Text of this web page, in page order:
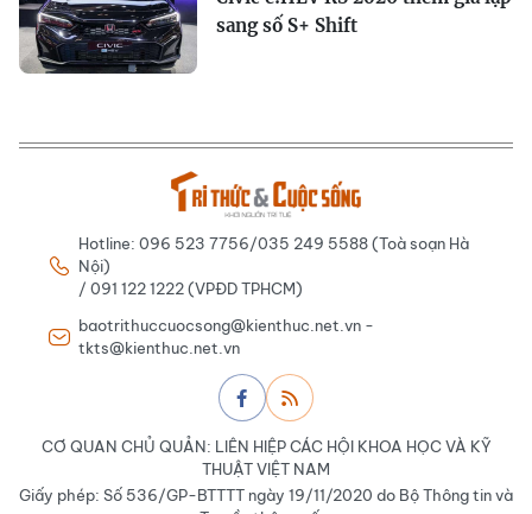
sang số S+ Shift
Hotline: 096 523 7756/035 249 5588 (Toà soạn Hà
Nội)
/ 091 122 1222 (VPĐD TPHCM)
baotrithuccuocsong@kienthuc.net.vn -
tkts@kienthuc.net.vn
CƠ QUAN CHỦ QUẢN: LIÊN HIỆP CÁC HỘI KHOA HỌC VÀ KỸ
THUẬT VIỆT NAM
Giấy phép: Số 536/GP-BTTTT ngày 19/11/2020 do Bộ Thông tin và